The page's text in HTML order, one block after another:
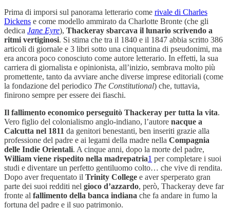
Prima di imporsi sul panorama letterario come rivale di Charles
Dickens e come modello ammirato da Charlotte Bronte (che gli
dedica Jane Eyre), Thackeray sbarcava il lunario scrivendo a
ritmi vertiginosi. Si stima che tra il 1840 e il 1847 abbia scritto 386
articoli di giornale e 3 libri sotto una cinquantina di pseudonimi, ma
era ancora poco conosciuto come autore letterario. In effetti, la sua
carriera di giornalista e opinionista, all’inizio, sembrava molto più
promettente, tanto da avviare anche diverse imprese editoriali (come
la fondazione del periodico The Constitutional) che, tuttavia,
finirono sempre per essere dei fiaschi.
Il fallimento economico perseguitò Thackeray per tutta la vita.
Vero figlio del colonialismo anglo-indiano, l’autore nacque a
Calcutta nel 1811 da genitori benestanti, ben inseriti grazie alla
professione del padre e ai legami della madre nella Compagnia
delle Indie Orientali. A cinque anni, dopo la morte del padre,
William viene rispedito nella madrepatria1 per completare i suoi
studi e diventare un perfetto gentiluomo colto… che vive di rendita.
Dopo aver frequentato il Trinity College e aver sperperato gran
parte dei suoi redditi nel gioco d’azzardo, però, Thackeray deve far
fronte al fallimento della banca indiana che fa andare in fumo la
fortuna del padre e il suo patrimonio.